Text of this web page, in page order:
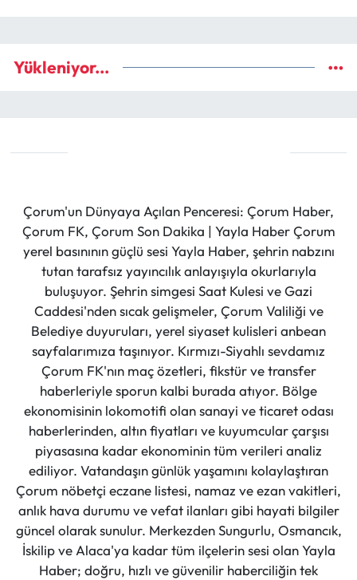
Yükleniyor...
Çorum'un Dünyaya Açılan Penceresi: Çorum Haber,
Çorum FK, Çorum Son Dakika | Yayla Haber Çorum
yerel basınının güçlü sesi Yayla Haber, şehrin nabzını
tutan tarafsız yayıncılık anlayışıyla okurlarıyla
buluşuyor. Şehrin simgesi Saat Kulesi ve Gazi
Caddesi'nden sıcak gelişmeler, Çorum Valiliği ve
Belediye duyuruları, yerel siyaset kulisleri anbean
sayfalarımıza taşınıyor. Kırmızı-Siyahlı sevdamız
Çorum FK'nın maç özetleri, fikstür ve transfer
haberleriyle sporun kalbi burada atıyor. Bölge
ekonomisinin lokomotifi olan sanayi ve ticaret odası
haberlerinden, altın fiyatları ve kuyumcular çarşısı
piyasasına kadar ekonominin tüm verileri analiz
ediliyor. Vatandaşın günlük yaşamını kolaylaştıran
Çorum nöbetçi eczane listesi, namaz ve ezan vakitleri,
anlık hava durumu ve vefat ilanları gibi hayati bilgiler
güncel olarak sunulur. Merkezden Sungurlu, Osmancık,
İskilip ve Alaca'ya kadar tüm ilçelerin sesi olan Yayla
Haber; doğru, hızlı ve güvenilir haberciliğin tek